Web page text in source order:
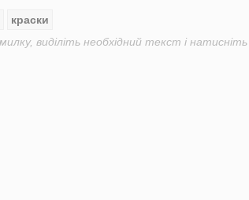
краски
виділіть необхідний текст і